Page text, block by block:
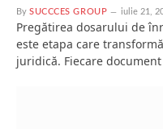
By SUCCCES GROUP iulie 21,
Pregătirea dosarului de
este etapa care
juridică. Fiecare